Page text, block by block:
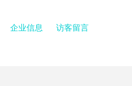
企业信息 访客留言